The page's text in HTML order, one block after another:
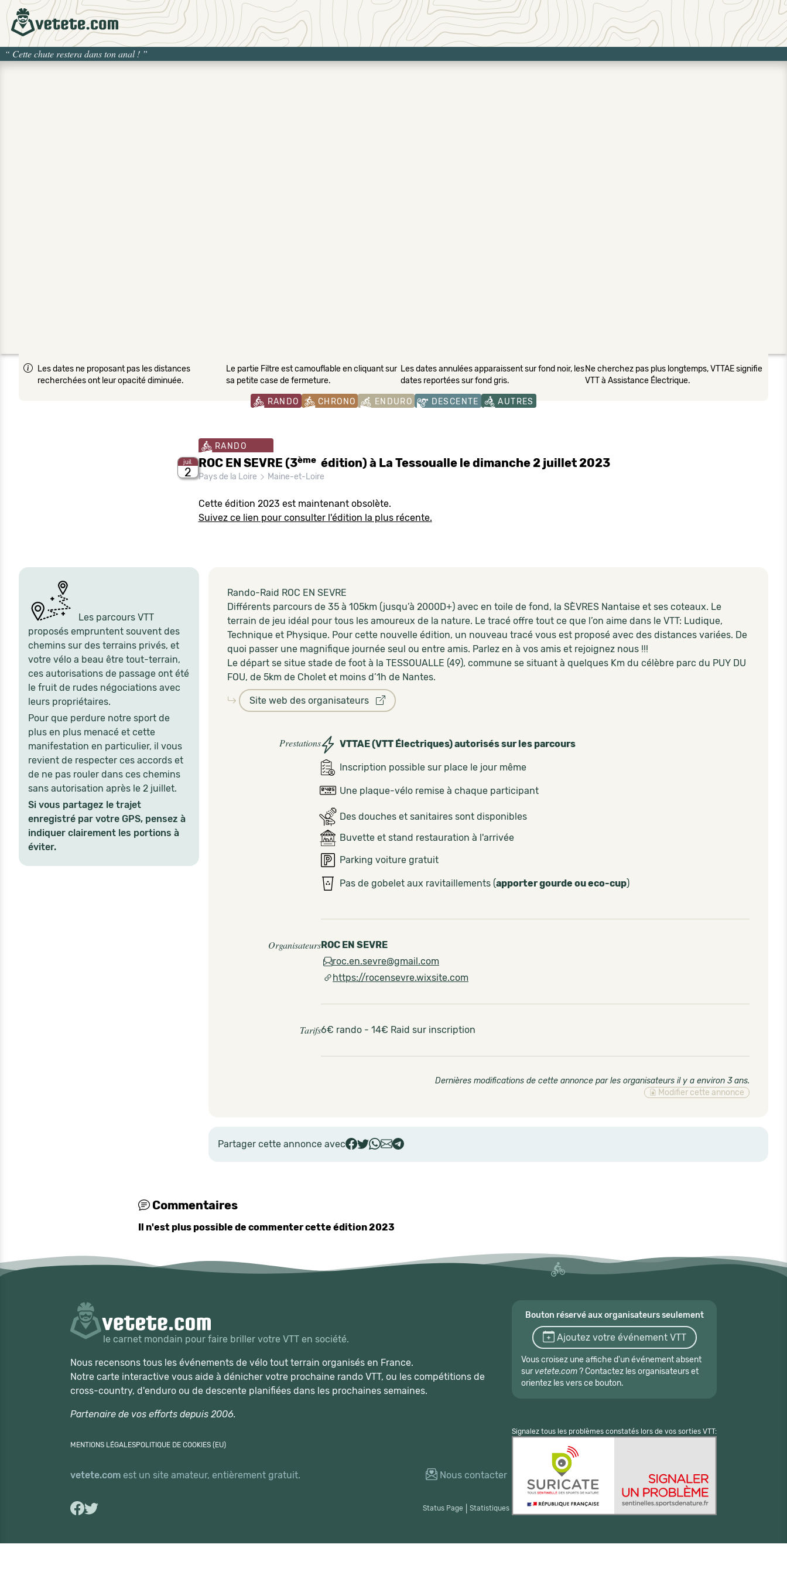
“ Cette chute restera dans ton anal ! ”
Les dates ne proposant pas les distances
recherchées ont leur opacité diminuée.
Le partie Filtre est camouflable en cliquant sur
sa petite case de fermeture.
Les dates annulées apparaissent sur fond noir, les
dates reportées sur fond gris.
Ne cherchez pas plus longtemps, VTTAE signifie
VTT à Assistance Électrique.
RANDO CHRONO ENDURO DESCENTE AUTRES
juil.
2
RANDO
ROC EN SEVRE (3èmeédition) à La Tessoualle le dimanche 2 juillet 2023
Pays de la Loire Maine-et-Loire
Cette édition 2023 est maintenant obsolète.
Suivez ce lien pour consulter l'édition la plus récente.
Les parcours VTT
proposés empruntent souvent des
chemins sur des terrains privés, et
votre vélo a beau être tout-terrain,
ces autorisations de passage ont été
le fruit de rudes négociations avec
leurs propriétaires.
Pour que perdure notre sport de
plus en plus menacé et cette
manifestation en particulier, il vous
revient de respecter ces accords et
de ne pas rouler dans ces chemins
sans autorisation après le 2 juillet.
Si vous partagez le trajet
enregistré par votre GPS, pensez à
indiquer clairement les portions à
éviter.
Rando-Raid ROC EN SEVRE
Différents parcours de 35 à 105km (jusqu’à 2000D+) avec en toile de fond, la SÈVRES Nantaise et ses coteaux. Le
terrain de jeu idéal pour tous les amoureux de la nature. Le tracé offre tout ce que l’on aime dans le VTT: Ludique,
Technique et Physique. Pour cette nouvelle édition, un nouveau tracé vous est proposé avec des distances variées. De
quoi passer une magnifique journée seul ou entre amis. Parlez en à vos amis et rejoignez nous !!!
Le départ se situe stade de foot à la TESSOUALLE (49), commune se situant à quelques Km du célèbre parc du PUY DU
FOU, de 5km de Cholet et moins d’1h de Nantes.
Site web des organisateurs
Prestations VTTAE (VTT Électriques) autorisés sur les parcours
Inscription possible sur place le jour même
Une plaque-vélo remise à chaque participant
Des douches et sanitaires sont disponibles
Buvette et stand restauration à l'arrivée
Parking voiture gratuit
Pas de gobelet aux ravitaillements (apporter gourde ou eco-cup)
OrganisateursROC EN SEVRE
roc.en.sevre@gmail.com
https://rocensevre.wixsite.com
Tarifs6€ rando - 14€ Raid sur inscription
Dernières modifications de cette annonce par les organisateurs il y a environ 3 ans.
Modifier cette annonce
Partager cette annonce avec
Commentaires
Il n'est plus possible de commenter cette édition 2023
le carnet mondain pour faire briller votre VTT en société.
Nous recensons tous les événements de vélo tout terrain organisés en France.
Notre carte interactive vous aide à dénicher votre prochaine rando VTT, ou les compétitions de
cross-country, d'enduro ou de descente planifiées dans les prochaines semaines.
Partenaire de vos efforts depuis 2006.
MENTIONS LÉGALESPOLITIQUE DE COOKIES (EU)
vetete.com est un site amateur, entièrement gratuit. Nous contacter
Status Page Statistiques
Bouton réservé aux organisateurs seulement
Ajoutez votre événement VTT
Vous croisez une affiche d'un événement absent
sur vetete.com? Contactez les organisateurs et
orientez les vers ce bouton.
Signalez tous les problèmes constatés lors de vos sorties VTT: